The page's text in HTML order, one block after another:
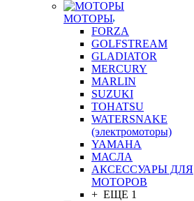
МОТОРЫ
FORZA
GOLFSTREAM
GLADIATOR
MERCURY
MARLIN
SUZUKI
TOHATSU
WATERSNAKE
(электромоторы)
YAMAHA
МАСЛА
АКСЕССУАРЫ ДЛЯ
МОТОРОВ
+ ЕЩЕ 1